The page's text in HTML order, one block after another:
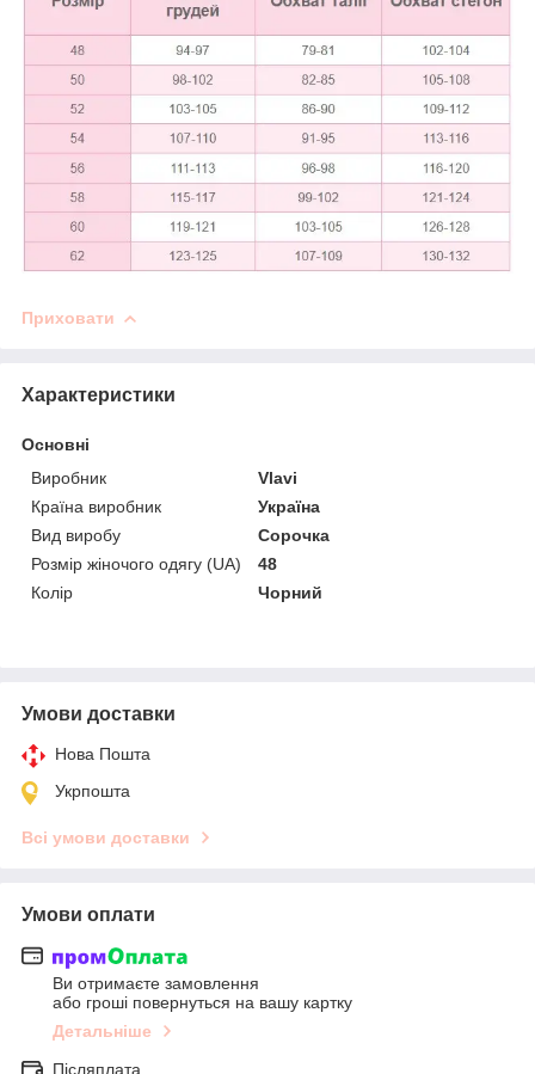
Приховати
Характеристики
Основні
Виробник
Vlavi
Країна виробник
Україна
Вид виробу
Сорочка
Розмір жіночого одягу (UA)
48
Колір
Чорний
Умови доставки
Нова Пошта
Укрпошта
Всі умови доставки
Умови оплати
Ви отримаєте замовлення
або гроші повернуться на вашу картку
Детальніше
Післяплата